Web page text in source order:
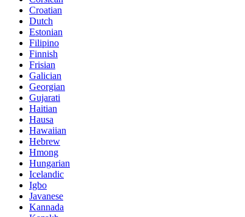
Croatian
Dutch
Estonian
Filipino
Finnish
Frisian
Galician
Georgian
Gujarati
Haitian
Hausa
Hawaiian
Hebrew
Hmong
Hungarian
Icelandic
Igbo
Javanese
Kannada